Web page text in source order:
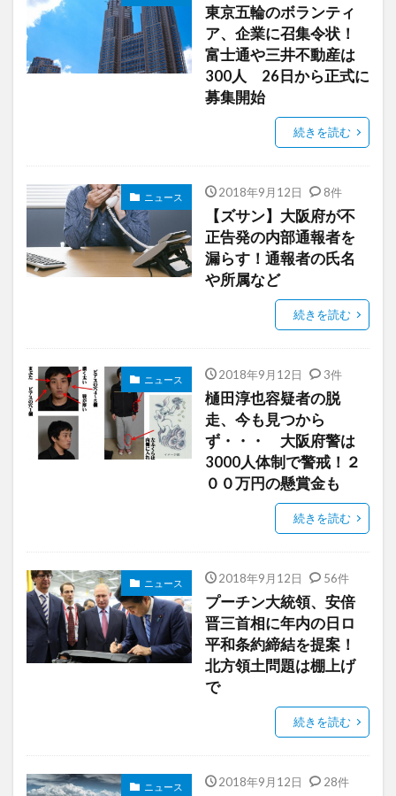
東京五輪のボランティ
ア、企業に召集令状！
富士通や三井不動産は
300人 26日から正式に
募集開始
続きを読む
ニュース 2018年9月12日 8件
【ズサン】大阪府が不
正告発の内部通報者を
漏らす！通報者の氏名
や所属など
続きを読む
ニュース 2018年9月12日 3件
樋田淳也容疑者の脱
走、今も見つから
ず・・・ 大阪府警は
3000人体制で警戒！２
００万円の懸賞金も
続きを読む
ニュース 2018年9月12日 56件
プーチン大統領、安倍
晋三首相に年内の日ロ
平和条約締結を提案！
北方領土問題は棚上げ
で
続きを読む
ニュース 2018年9月12日 28件